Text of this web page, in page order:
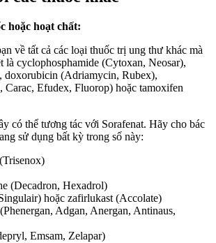
hoặc hoạt chất:
về tất cả các loại thuốc trị ung thư khác mà
là cyclophosphamide (Cytoxan, Neosar),
doxorubicin (Adriamycin, Rubex),
Efudex, Fluorop) hoặc tamoxifen
có thể tương tác với Sorafenat. Hãy cho bác
sử dụng bất kỳ trong số này:
(Decadron, Hexadrol)
hoặc zafirlukast (Accolate)
Adgan, Anergan, Antinaus,
Emsam, Zelapar)